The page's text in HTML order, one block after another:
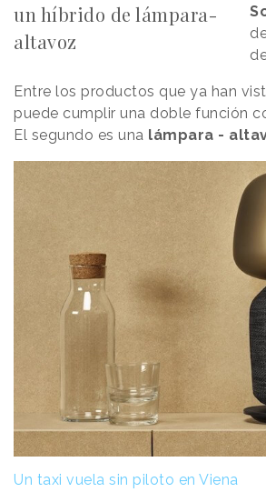
un híbrido de lámpara-
altavoz
Entre los productos que ya han
puede cumplir una doble función
El segundo es una lámpara -
Un taxi vuela sin piloto en Viena